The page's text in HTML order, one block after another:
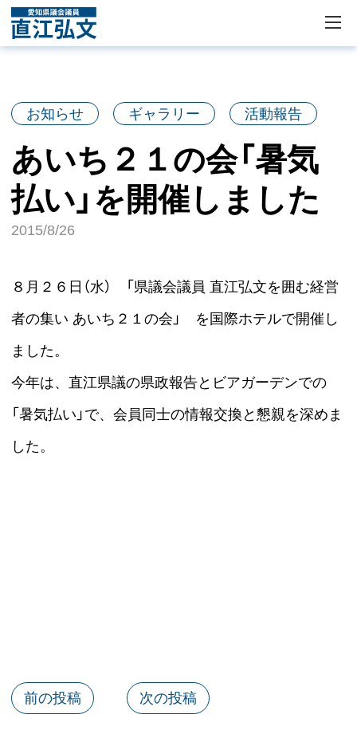
お知らせ ギャラリー 活動報告
あいち２１の会「暑気
払い」を開催しました
2015/8/26
８月２６日（水） 「県議会議員 直江弘文を囲む経営
者の集い あいち２１の会」 を国際ホテルで開催し
ました。
今年は、直江県議の県政報告とビアガーデンでの
「暑気払い」で、会員同士の情報交換と懇親を深めま
した。
前の投稿 次の投稿